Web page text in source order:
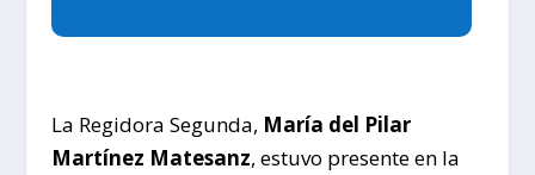
La Regidora Segunda, María del Pilar
Martínez Matesanz, estuvo presente en la